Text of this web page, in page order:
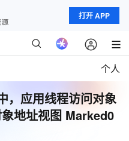
打开 APP
个人
，应用线程访问对象
地址视图 Marked0